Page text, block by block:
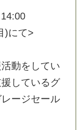
14:00
)にて>
活動を してい
援 しているグ
レージセール